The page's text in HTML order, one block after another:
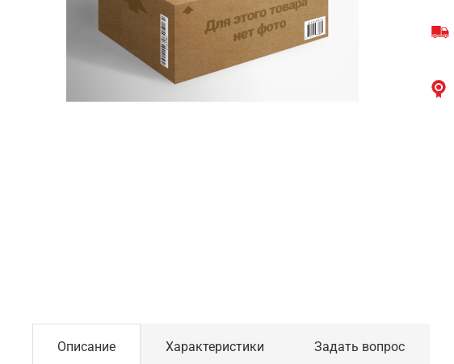
Описание Характеристики Задать вопрос